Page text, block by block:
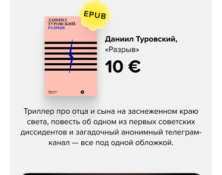
Даниил Туровский, «Разрыв»